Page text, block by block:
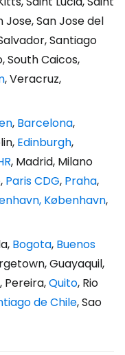
Jose, San Jose del
Santiago
South Caicos,
, Veracruz,
, Barcelona,
Edinburgh,
, Madrid, Milano
, Paris CDG, Praha,
København,
Bogota, Buenos
Guayaquil,
Pereira,Quito, Rio
de Chile, Sao